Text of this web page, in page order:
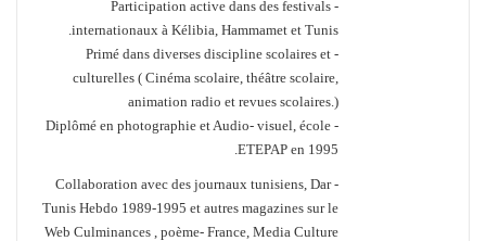
- Participation active dans des festivals
internationaux à Kélibia, Hammamet et Tunis.
- Primé dans diverses discipline scolaires et
culturelles ( Cinéma scolaire, théâtre scolaire,
animation radio et revues scolaires.)
- Diplômé en photographie et Audio- visuel, école
ETEPAP en 1995.
- Collaboration avec des journaux tunisiens, Dar
Tunis Hebdo 1989-1995 et autres magazines sur le
Web Culminances , poème- France, Media Culture